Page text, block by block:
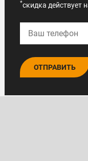
*скидка действует
ОТПРАВИТЬ